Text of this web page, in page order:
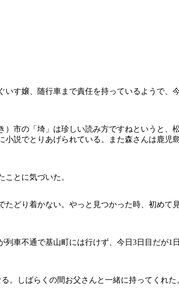
す嬢、随行車まで責任を持っているようで、
市の「埼」は珍しい読み方ですねというと、
説でとりあげられている。また森さんは鹿児
とに気づいた。
どり着かない。やっと見つかった時、初めて
車不通で基山町には行けず、今日3日目だが1
。しばらくの間お父さんと一緒に持ってくれた